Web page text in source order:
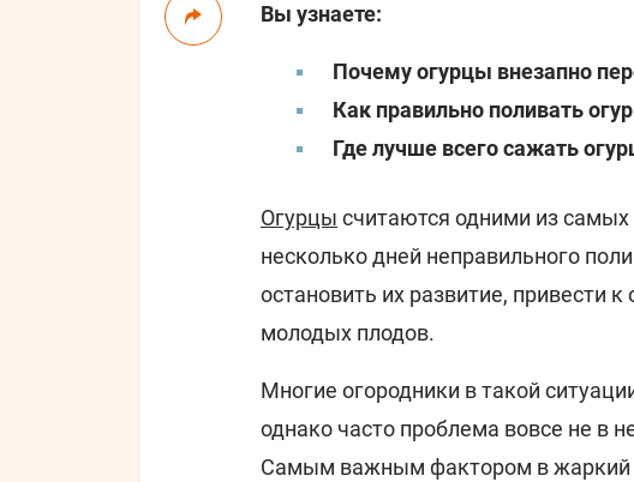
Вы узнаете:
Почему огурцы внезапно
Как правильно поливать
Где лучше всего сажать
Огурцы считаются одними из
несколько дней неправильного
остановить их развитие, привести
молодых плодов.
Многие огородники в такой
однако часто проблема вовсе не в
Самым важным фактором в жаркий